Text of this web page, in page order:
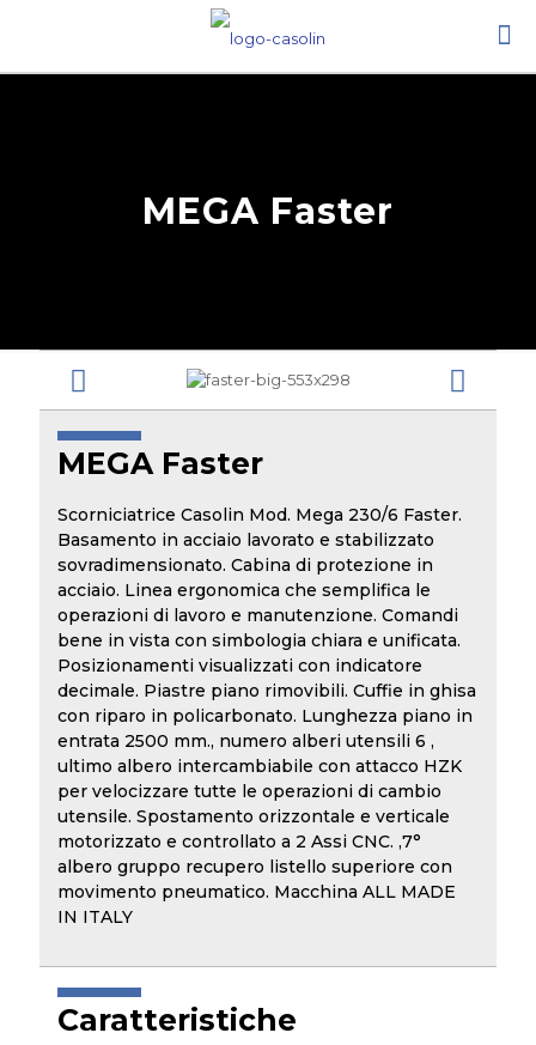
MEGA Faster
MEGA Faster
Scorniciatrice Casolin Mod. Mega 230/6 Faster.
Basamento in acciaio lavorato e stabilizzato
sovradimensionato. Cabina di protezione in
acciaio. Linea ergonomica che semplifica le
operazioni di lavoro e manutenzione. Comandi
bene in vista con simbologia chiara e unificata.
Posizionamenti visualizzati con indicatore
decimale. Piastre piano rimovibili. Cuffie in ghisa
con riparo in policarbonato. Lunghezza piano in
entrata 2500 mm., numero alberi utensili 6 ,
ultimo albero intercambiabile con attacco HZK
per velocizzare tutte le operazioni di cambio
utensile. Spostamento orizzontale e verticale
motorizzato e controllato a 2 Assi CNC. ,7°
albero gruppo recupero listello superiore con
movimento pneumatico. Macchina ALL MADE
IN ITALY
Caratteristiche